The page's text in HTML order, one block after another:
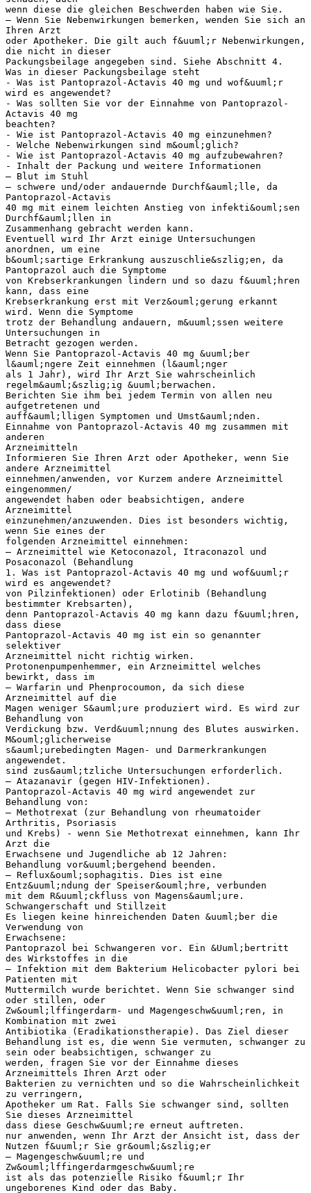
wenn diese die gleichen Beschwerden haben wie Sie.
– Wenn Sie Nebenwirkungen bemerken, wenden Sie sich an
Ihren Arzt
oder Apotheker. Die gilt auch f&uuml;r Nebenwirkungen,
die nicht in dieser
Packungsbeilage angegeben sind. Siehe Abschnitt 4.
Was in dieser Packungsbeilage steht
- Was ist Pantoprazol-Actavis 40 mg und wof&uuml;r
wird es angewendet?
- Was sollten Sie vor der Einnahme von Pantoprazol-
Actavis 40 mg
beachten?
- Wie ist Pantoprazol-Actavis 40 mg einzunehmen?
- Welche Nebenwirkungen sind m&ouml;glich?
- Wie ist Pantoprazol-Actavis 40 mg aufzubewahren?
- Inhalt der Packung und weitere Informationen
– Blut im Stuhl
– schwere und/oder andauernde Durchf&auml;lle, da
Pantoprazol-Actavis
40 mg mit einem leichten Anstieg von infekti&ouml;sen
Durchf&auml;llen in
Zusammenhang gebracht werden kann.
Eventuell wird Ihr Arzt einige Untersuchungen
anordnen, um eine
b&ouml;sartige Erkrankung auszuschlie&szlig;en, da
Pantoprazol auch die Symptome
von Krebserkrankungen lindern und so dazu f&uuml;hren
kann, dass eine
Krebserkrankung erst mit Verz&ouml;gerung erkannt
wird. Wenn die Symptome
trotz der Behandlung andauern, m&uuml;ssen weitere
Untersuchungen in
Betracht gezogen werden.
Wenn Sie Pantoprazol-Actavis 40 mg &uuml;ber
l&auml;ngere Zeit einnehmen (l&auml;nger
als 1 Jahr), wird Ihr Arzt Sie wahrscheinlich
regelm&auml;&szlig;ig &uuml;berwachen.
Berichten Sie ihm bei jedem Termin von allen neu
aufgetretenen und
auff&auml;lligen Symptomen und Umst&auml;nden.
Einnahme von Pantoprazol-Actavis 40 mg zusammen mit
anderen
Arzneimitteln
Informieren Sie Ihren Arzt oder Apotheker, wenn Sie
andere Arzneimittel
einnehmen/anwenden, vor Kurzem andere Arzneimittel
eingenommen/
angewendet haben oder beabsichtigen, andere
Arzneimittel
einzunehmen/anzuwenden. Dies ist besonders wichtig,
wenn Sie eines der
folgenden Arzneimittel einnehmen:
– Arzneimittel wie Ketoconazol, Itraconazol und
Posaconazol (Behandlung
1. Was ist Pantoprazol-Actavis 40 mg und wof&uuml;r
wird es angewendet?
von Pilzinfektionen) oder Erlotinib (Behandlung
bestimmter Krebsarten),
denn Pantoprazol-Actavis 40 mg kann dazu f&uuml;hren,
dass diese
Pantoprazol-Actavis 40 mg ist ein so genannter
selektiver
Arzneimittel nicht richtig wirken.
Protonenpumpenhemmer, ein Arzneimittel welches
bewirkt, dass im
– Warfarin und Phenprocoumon, da sich diese
Arzneimittel auf die
Magen weniger S&auml;ure produziert wird. Es wird zur
Behandlung von
Verdickung bzw. Verd&uuml;nnung des Blutes auswirken.
M&ouml;glicherweise
s&auml;urebedingten Magen- und Darmerkrankungen
angewendet.
sind zus&auml;tzliche Untersuchungen erforderlich.
– Atazanavir (gegen HIV-Infektionen).
Pantoprazol-Actavis 40 mg wird angewendet zur
Behandlung von:
– Methotrexat (zur Behandlung von rheumatoider
Arthritis, Psoriasis
und Krebs) - wenn Sie Methotrexat einnehmen, kann Ihr
Arzt die
Erwachsene und Jugendliche ab 12 Jahren:
Behandlung vor&uuml;bergehend beenden.
– Reflux&ouml;sophagitis. Dies ist eine
Entz&uuml;ndung der Speiser&ouml;hre, verbunden
mit dem R&uuml;ckfluss von Magens&auml;ure.
Schwangerschaft und Stillzeit
Es liegen keine hinreichenden Daten &uuml;ber die
Verwendung von
Erwachsene:
Pantoprazol bei Schwangeren vor. Ein &Uuml;bertritt
des Wirkstoffes in die
– Infektion mit dem Bakterium Helicobacter pylori bei
Patienten mit
Muttermilch wurde berichtet. Wenn Sie schwanger sind
oder stillen, oder
Zw&ouml;lffingerdarm- und Magengeschw&uuml;ren, in
Kombination mit zwei
Antibiotika (Eradikationstherapie). Das Ziel dieser
Behandlung ist es, die wenn Sie vermuten, schwanger zu
sein oder beabsichtigen, schwanger zu
werden, fragen Sie vor der Einnahme dieses
Arzneimittels Ihren Arzt oder
Bakterien zu vernichten und so die Wahrscheinlichkeit
zu verringern,
Apotheker um Rat. Falls Sie schwanger sind, sollten
Sie dieses Arzneimittel
dass diese Geschw&uuml;re erneut auftreten.
nur anwenden, wenn Ihr Arzt der Ansicht ist, dass der
Nutzen f&uuml;r Sie gr&ouml;&szlig;er
– Magengeschw&uuml;re und
Zw&ouml;lffingerdarmgeschw&uuml;re
ist als das potenzielle Risiko f&uuml;r Ihr
ungeborenes Kind oder das Baby.